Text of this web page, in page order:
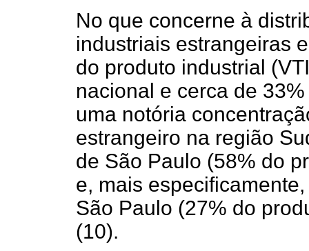
No que concerne à
industriais estrangeiras
do produto industrial
nacional e cerca de
uma notória
estrangeiro na região
de São Paulo (58% do
e, mais
São Paulo (27% do
(10).